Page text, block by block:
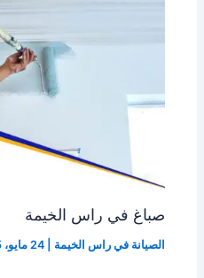
صباغ في راس الخيمة
الصيانة في راس الخيمة |24 مايو، 2025